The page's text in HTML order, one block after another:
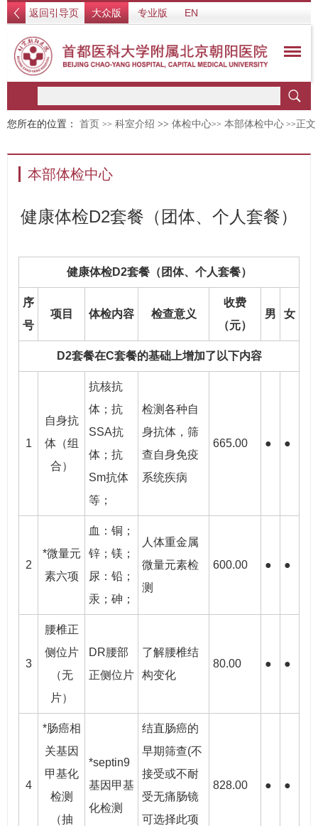
返回引导页 大众版 专业版 EN
您所在的位置： 首页 >> 科室介绍 >> 体检中心>> 本部体检中心 >>正文
本部体检中心
健康体检D2套餐（团体、个人套餐）
健康体检D2套餐（团体、个人套餐）
序
号
项目 体检内容 检查意义
收费
（元）
男 女
D2套餐在C套餐的基础上增加了以下内容
1
自身抗
体（组
合）
抗核抗
体；抗
SSA抗
体；抗
Sm抗体
等；
检测各种自
身抗体，筛
查自身免疫
系统疾病
665.00 ● ●
2
*微量元
素六项
血：铜；
锌；镁；
尿：铅；
汞；砷；
人体重金属
微量元素检
测
600.00 ● ●
3
腰椎正
侧位片
（无
片）
DR腰部
正侧位片
了解腰椎结
构变化
80.00 ● ●
4
*肠癌相
关基因
甲基化
检测
（抽
*septin9
基因甲基
化检测
结直肠癌的
早期筛查(不
接受或不耐
受无痛肠镜
可选择此项
828.00 ● ●